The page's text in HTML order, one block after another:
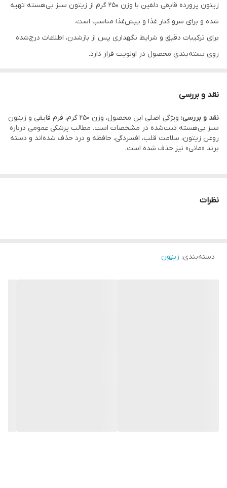
زیتون پرورده قایقی دلفین با وزن 250 گرم از زیتون سبز بی‌هسته تهیه
شده و برای سرو کنار غذا و پیش‌غذا مناسب است.
برای ترکیبات دقیق و شرایط نگهداری پس از بازشدن، اطلاعات درج‌شده
روی بسته‌بندی محصول در اولویت قرار دارد.
نقد و بررسی
نقد و بررسی:
ویژگی اصلی این محصول، وزن 250 گرم، فرم قایقی و زیتون
سبز بی‌هسته ثبت‌شده در مشخصات است. مطالب پزشکی عمومی درباره
روغن زیتون، سلامت قلب، افسردگی، حافظه و درد حذف شده‌اند و دسته
برند «مانی» نیز حذف شده است.
نظرات
دسته‌بندی: زیتون